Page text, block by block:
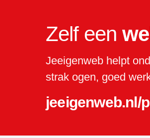
Zelf een
Jeeigenweb helpt
strak ogen, goed
jeeigenweb.nl/